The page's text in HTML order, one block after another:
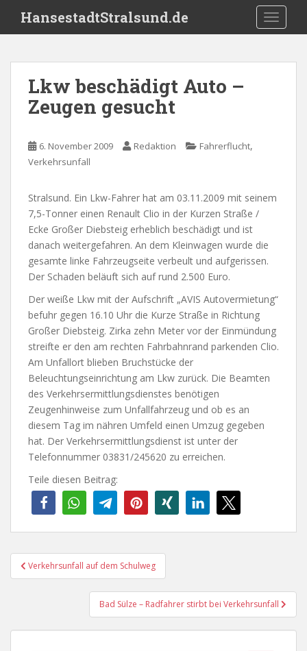
i
HansestadtStralsund.de
Lkw beschädigt Auto –
Zeugen gesucht
6. November 2009 Redaktion Fahrerflucht,
Verkehrsunfall
Stralsund. Ein Lkw-Fahrer hat am 03.11.2009 mit seinem
7,5-Tonner einen Renault Clio in der Kurzen Straße /
Ecke Großer Diebsteig erheblich beschädigt und ist
danach weitergefahren. An dem Kleinwagen wurde die
gesamte linke Fahrzeugseite verbeult und aufgerissen.
Der Schaden beläuft sich auf rund 2.500 Euro.
Der weiße Lkw mit der Aufschrift „AVIS Autovermietung“
befuhr gegen 16.10 Uhr die Kurze Straße in Richtung
Großer Diebsteig. Zirka zehn Meter vor der Einmündung
streifte er den am rechten Fahrbahnrand parkenden Clio.
Am Unfallort blieben Bruchstücke der
Beleuchtungseinrichtung am Lkw zurück. Die Beamten
des Verkehrsermittlungsdienstes benötigen
Zeugenhinweise zum Unfallfahrzeug und ob es an
diesem Tag im nähren Umfeld einen Umzug gegeben
hat. Der Verkehrsermittlungsdienst ist unter der
Telefonnummer 03831/245620 zu erreichen.
Teile diesen Beitrag:
Beitragsnavigation
Verkehrsunfall auf dem Schulweg
Bad Sülze – Radfahrer stirbt bei Verkehrsunfall